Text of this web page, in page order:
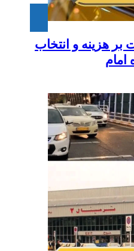
هزینه و انتخاب